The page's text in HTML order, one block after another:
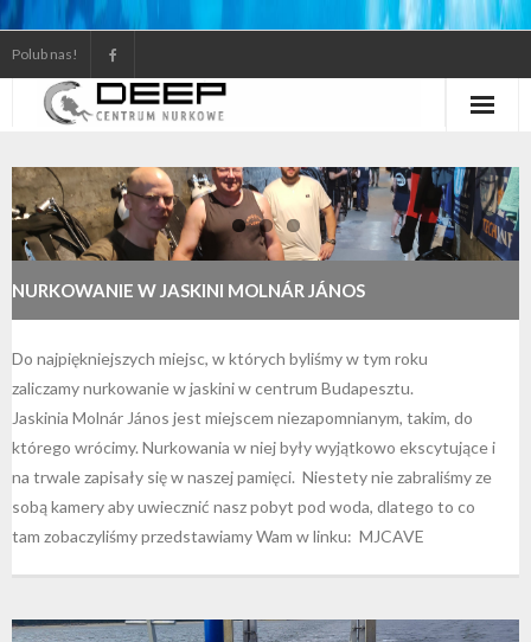
Polub nas!
Kursy nurkowe
Wypożyczalnia i serwis
Galerie i filmy
Gdzie nurkujemy
Kontakt
NURKOWANIE W JASKINI MOLNÁR JÁNOS
Do najpiękniejszych miejsc, w których byliśmy w tym roku
zaliczamy nurkowanie w jaskini w centrum Budapesztu.
Jaskinia Molnár János jest miejscem niezapomnianym, takim, do
którego wrócimy. Nurkowania w niej były wyjątkowo ekscytujące i
na trwale zapisały się w naszej pamięci. Niestety nie zabraliśmy ze
sobą kamery aby uwiecznić nasz pobyt pod woda, dlatego to co
tam zobaczyliśmy przedstawiamy Wam w linku: MJCAVE